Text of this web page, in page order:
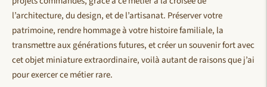
l’architecture, du design, et de l’artisanat. Préserver votre
patrimoine, rendre hommage à votre histoire familiale, la
transmettre aux générations futures, et créer un souvenir fort avec
cet objet miniature extraordinaire, voilà autant de raisons que j’ai
pour exercer ce métier rare.